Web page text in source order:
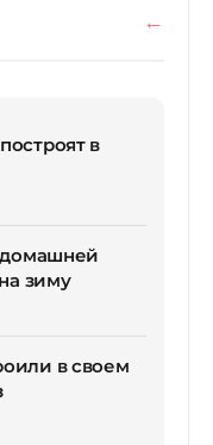
в
домашней
зиму
в своем